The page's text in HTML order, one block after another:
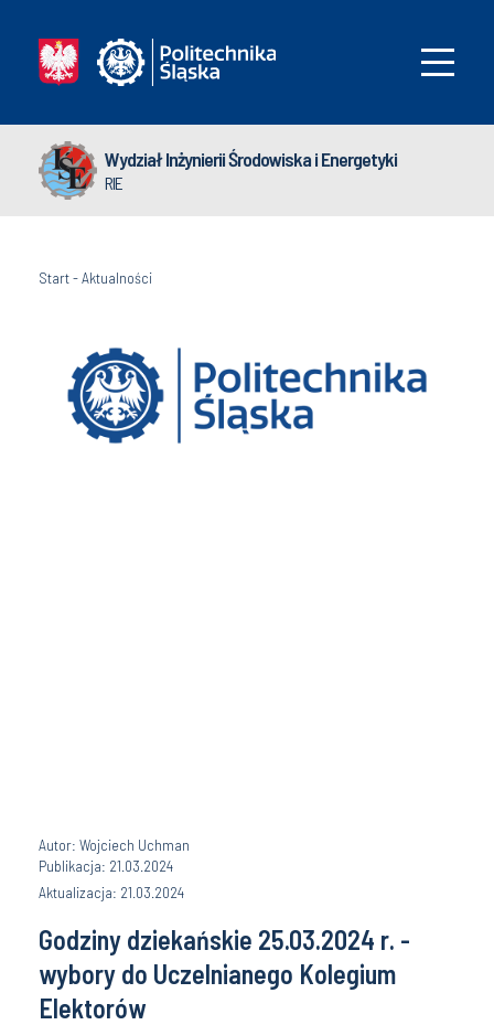
Wydział Inżynierii Środowiska i Energetyki
RIE
Start-Aktualności
Autor: Wojciech Uchman
Publikacja: 21.03.2024
Aktualizacja: 21.03.2024
Godziny dziekańskie 25.03.2024 r. -
wybory do Uczelnianego Kolegium
Elektorów